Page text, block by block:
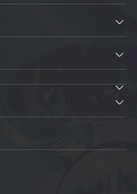



